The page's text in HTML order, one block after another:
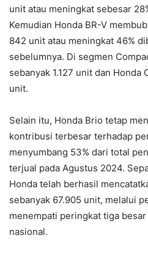
unit atau meningkat sebesar
Kemudian Honda BR-V
842 unit atau meningkat 46%
sebelumnya. Di segmen
sebanyak 1.127 unit dan Honda
unit.
Selain itu, Honda Brio tetap
kontribusi terbesar terhadap
menyumbang 53% dari total
terjual pada Agustus 2024.
Honda telah berhasil
sebanyak 67.905 unit, melalui
menempati peringkat tiga
nasional.